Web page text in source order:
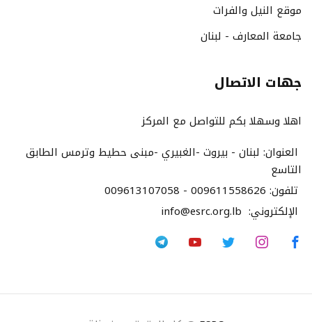
موقع النيل والفرات
جامعة المعارف - لبنان
جهات الاتصال
اهلا وسهلا بكم للتواصل مع المركز
العنوان: لبنان - بيروت -الغبيري -مبنى حطيط وترمس الطابق
التاسع
تلفون: 009613107058 - 009611558626
الإلكتروني: